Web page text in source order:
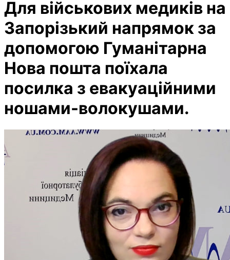
Для військових медиків на
Запорізький напрямок за
допомогою Гуманітарна
Нова пошта поїхала
посилка з евакуаційними
ношами-волокушами.